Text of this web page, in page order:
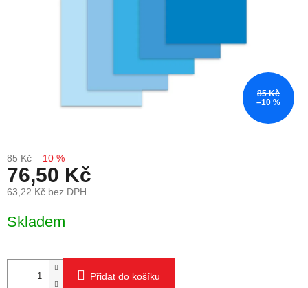
85 Kč
–10 %
85 Kč –10 %
76,50 Kč
63,22 Kč bez DPH
Skladem
Přidat do košíku